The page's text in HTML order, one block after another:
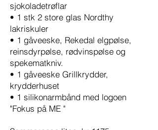
sjokoladetrøflar
• 1 stk 2 store glas Nordthy
lakriskuler
• 1 gåveeske, Rekedal elgpølse,
reinsdyrpølse, rødvinspølse og
spekematkniv.
• 1 gåveeske Grillkrydder,
krydderhuset
• 1 silikonarmbånd med logoen
"Fokus på ME "